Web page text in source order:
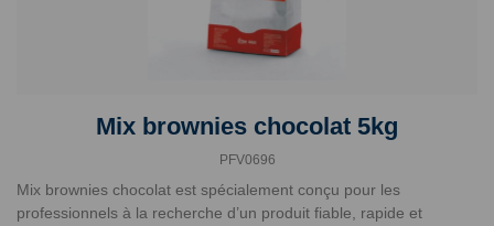
Mix brownies chocolat 5kg
PFV0696
Mix brownies chocolat est spécialement conçu pour les
professionnels à la recherche d’un produit fiable, rapide et